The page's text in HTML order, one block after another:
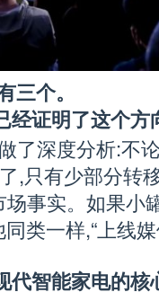
三个。
经证明了这个方
了深度分析:不
,只有少部分转
事实。如果小
类一样,“上线
代智能家电的核